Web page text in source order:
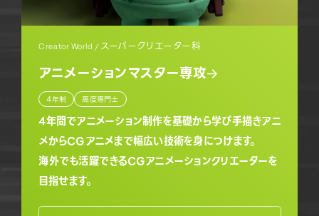
Creator World / スーパークリエーター科
アニメーションマスター専攻
4年制 高度専門士
4年間でアニメーション制作を基礎から学び手描きアニ
メからCGアニメまで幅広い技術を身につけます。
海外でも活躍できるCGアニメーションクリエーターを
目指せます。